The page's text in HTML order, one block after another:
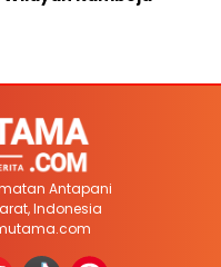
Antapani
Indonesia